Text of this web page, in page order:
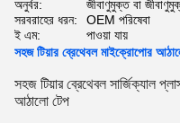
অনুর্বর:
জীবাণুমুক্ত বা
সরবরাহের ধরন:
OEM পরিষেবা
ই এম:
পাওয়া যায়
সহজ টিয়ার ব্রেথেবল মাইক্রোপোর
সহজ টিয়ার ব্রেথেবল সার্জিক্যাল
আঠালো টেপ